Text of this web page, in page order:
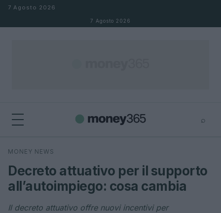
Salta al contenuto
7 Agosto 2026
7 Agosto 2026
⌕
Cerca
MONEY NEWS
Decreto attuativo per il supporto
all’autoimpiego: cosa cambia
Il decreto attuativo offre nuovi incentivi per